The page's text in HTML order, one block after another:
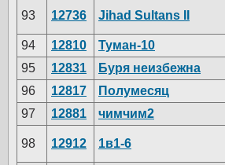
93 12736 Jihad Sultans II
94 12810 Туман-10
95
12831 Буря неизбежна
96
12817 Полумесяц
97
12881 чимчим2
98 12912 1в1-6